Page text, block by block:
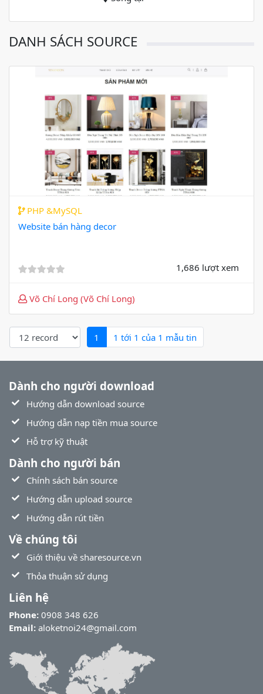
DANH SÁCH SOURCE
PHP &MySQL
Website bán hàng decor
1,686 lượt xem
Võ Chí Long (Võ Chí Long)
1 (current)
1 tới 1 của 1 mẫu tin
Dành cho người download
Hướng dẫn download source
Hướng dẫn nạp tiền mua source
Hỗ trợ kỹ thuật
Dành cho người bán
Chính sách bán source
Hướng dẫn upload source
Hướng dẫn rút tiền
Về chúng tôi
Giới thiệu về sharesource.vn
Thỏa thuận sử dụng
Liên hệ
Phone: 0908 348 626
Email: aloketnoi24@gmail.com